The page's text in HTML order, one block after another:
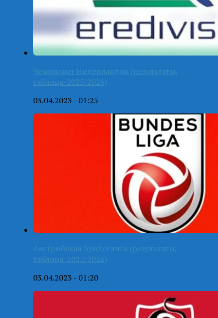
Чемпионат Нидерландов (результаты,
таблица-2025/2026)
03.04.2023 - 01:25
Австрийская Бундеслига (результаты,
таблица-2025/2026)
03.04.2023 - 01:20